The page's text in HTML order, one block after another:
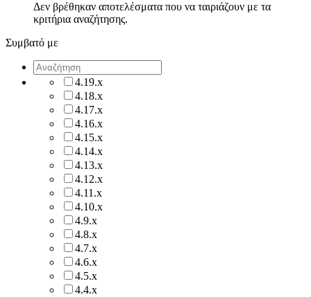
Δεν βρέθηκαν αποτελέσματα που να ταιριάζουν με τα
κριτήρια αναζήτησης.
Συμβατό με
4.19.x
4.18.x
4.17.x
4.16.x
4.15.x
4.14.x
4.13.x
4.12.x
4.11.x
4.10.x
4.9.x
4.8.x
4.7.x
4.6.x
4.5.x
4.4.x